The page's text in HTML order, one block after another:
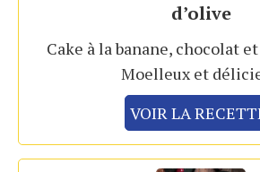
d’olive
Cake à la banane, chocolat
Moelleux et
VOIR LA